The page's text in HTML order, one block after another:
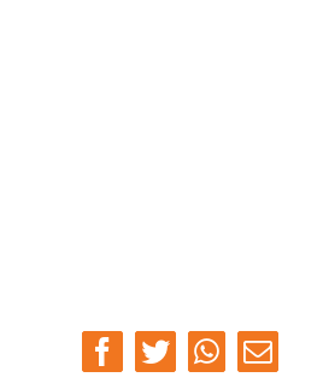
Facebook
TwitterWhatsapp
Email